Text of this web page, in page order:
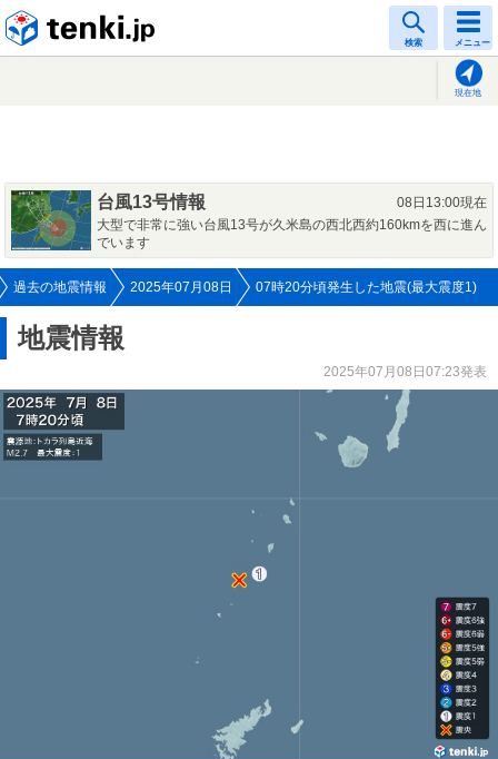
検索 メニュー
現在地
台風13号情報
08日13:00現在
大型で非常に強い台風13号が久米島の西北西約160kmを西に進ん
でいます
過去の地震情報 2025年07月08日 07時20分頃発生した地震(最大震度1)
地震情報
2025年07月08日07:23発表